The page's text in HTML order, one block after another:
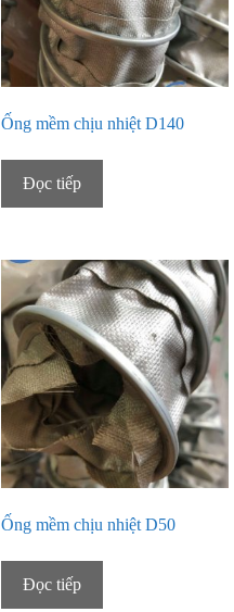
Ống mềm chịu nhiệt D140
Đọc tiếp
Ống mềm chịu nhiệt D50
Đọc tiếp